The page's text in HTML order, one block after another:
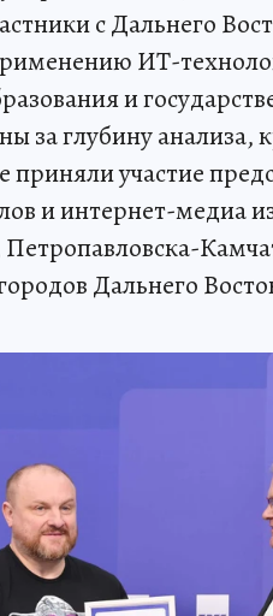
с Дальнего
ИТ-
и
за глубину анализа,
приняли участие
и интернет-медиа
Петропавловска-
Дальнего